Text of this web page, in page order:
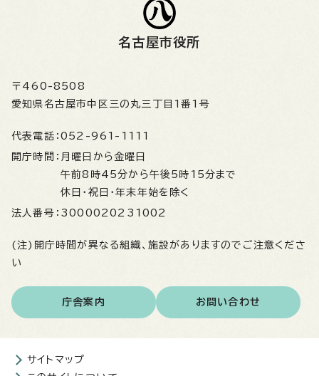
名古屋市役所
〒460-8508
愛知県名古屋市中区三の丸三丁目1番1号
代表電話： 052-961-1111
開庁時間： 月曜日から金曜日
午前8時45分から午後5時15分まで
休日・祝日・年末年始を除く
法人番号： 3000020231002
(注)開庁時間が異なる組織、施設がありますのでご注意くださ
い
庁舎案内 お問い合わせ
サイトマップ